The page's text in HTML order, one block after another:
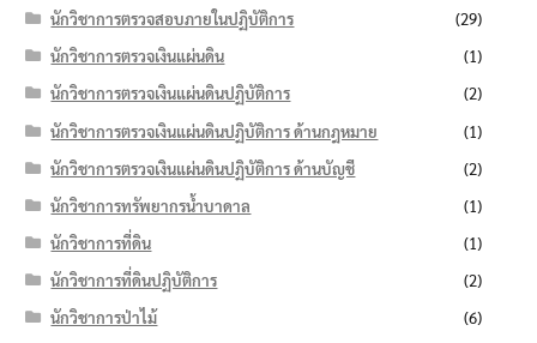
นักวิชาการตรวจสอบภายในปฏิบัติการ
(29)
นักวิชาการตรวจเงินแผ่นดิน
(1)
นักวิชาการตรวจเงินแผ่นดินปฏิบัติการ
(2)
นักวิชาการตรวจเงินแผ่นดินปฏิบัติการ ด้านกฎหมาย
(1)
นักวิชาการตรวจเงินแผ่นดินปฏิบัติการ ด้านบัญชี
(2)
นักวิชาการทรัพยากรน้ำบาดาล
(1)
นักวิชาการที่ดิน
(1)
นักวิชาการที่ดินปฏิบัติการ
(2)
นักวิชาการป่าไม้
(6)